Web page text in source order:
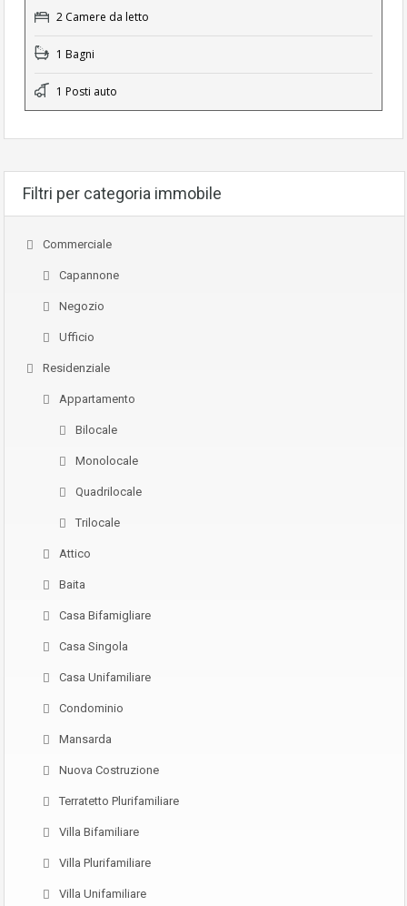
2 Camere da letto
1 Bagni
1 Posti auto
Filtri per categoria immobile
Commerciale
Capannone
Negozio
Ufficio
Residenziale
Appartamento
Bilocale
Monolocale
Quadrilocale
Trilocale
Attico
Baita
Casa Bifamigliare
Casa Singola
Casa Unifamiliare
Condominio
Mansarda
Nuova Costruzione
Terratetto Plurifamiliare
Villa Bifamiliare
Villa Plurifamiliare
Villa Unifamiliare